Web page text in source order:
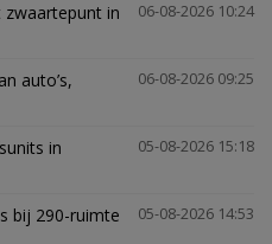
06-08-2026 10:24
in
06-08-2026 09:25
auto’s,
05-08-2026 15:18
in
05-08-2026 14:53
bij 290-ruimte